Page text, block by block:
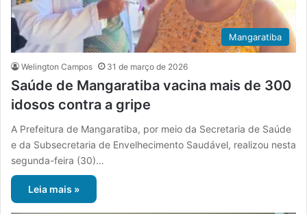
Mangaratiba
Welington Campos 31 de março de 2026
Saúde de Mangaratiba vacina mais de 300
idosos contra a gripe
A Prefeitura de Mangaratiba, por meio da Secretaria de Saúde
e da Subsecretaria de Envelhecimento Saudável, realizou nesta
segunda-feira (30)…
Leia mais »